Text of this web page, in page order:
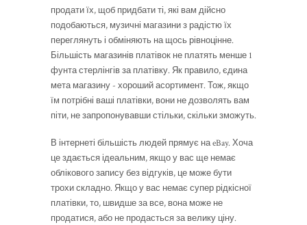
продати їх, щоб придбати ті, які вам дійсно
подобаються, музичні магазини з радістю їх
переглянуть і обміняють на щось рівноцінне.
Більшість магазинів платівок не платять менше 1
фунта стерлінгів за платівку. Як правило, єдина
мета магазину - хороший асортимент. Тож, якщо
їм потрібні ваші платівки, вони не дозволять вам
піти, не запропонувавши стільки, скільки зможуть.
В інтернеті більшість людей прямує на eBay. Хоча
це здається ідеальним, якщо у вас ще немає
облікового запису без відгуків, це може бути
трохи складно. Якщо у вас немає супер рідкісної
платівки, то, швидше за все, вона може не
продатися, або не продасться за велику ціну.